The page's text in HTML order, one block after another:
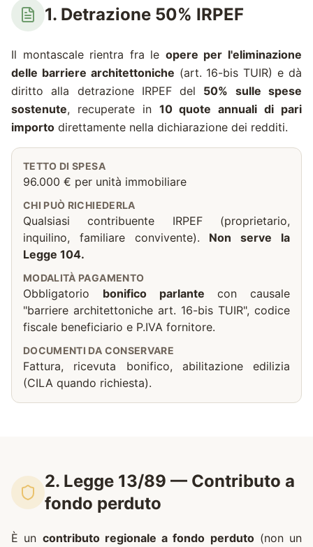
1. Detrazione 50% IRPEF
Il montascale rientra fra le opere per l'eliminazione
delle barriere architettoniche (art. 16-bis TUIR) e dà
diritto alla detrazione IRPEF del 50% sulle spese
sostenute, recuperate in 10 quote annuali di pari
importo direttamente nella dichiarazione dei redditi.
TETTO DI SPESA
96.000 € per unità immobiliare
CHI PUÒ RICHIEDERLA
Qualsiasi contribuente IRPEF (proprietario,
inquilino, familiare convivente). Non serve la
Legge 104.
MODALITÀ PAGAMENTO
Obbligatorio bonifico parlante con causale
"barriere architettoniche art. 16-bis TUIR", codice
fiscale beneficiario e P.IVA fornitore.
DOCUMENTI DA CONSERVARE
Fattura, ricevuta bonifico, abilitazione edilizia
(CILA quando richiesta).
2. Legge 13/89 — Contributo a
fondo perduto
È un contributo regionale a fondo perduto(non un